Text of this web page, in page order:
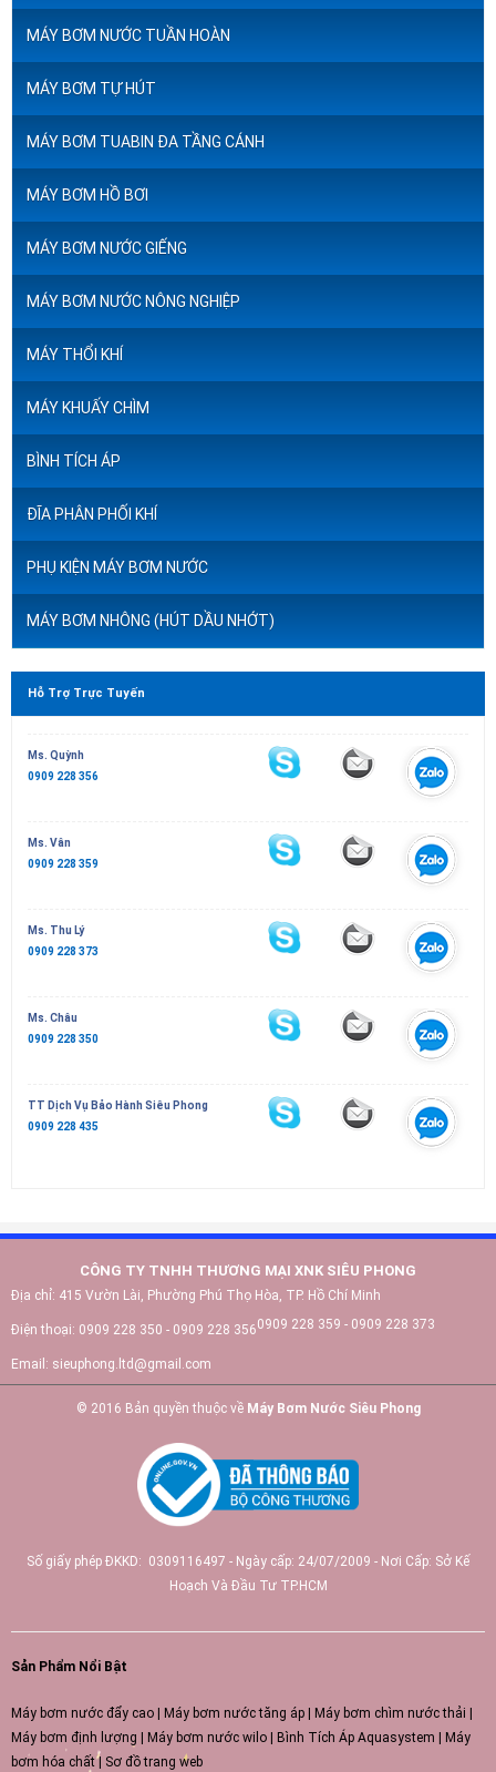
MÁY BƠM NƯỚC TUẦN HOÀN
MÁY BƠM TỰ HÚT
MÁY BƠM TUABIN ĐA TẦNG CÁNH
MÁY BƠM HỒ BƠI
MÁY BƠM NƯỚC GIẾNG
MÁY BƠM NƯỚC NÔNG NGHIỆP
MÁY THỔI KHÍ
MÁY KHUẤY CHÌM
BÌNH TÍCH ÁP
ĐĨA PHÂN PHỐI KHÍ
PHỤ KIỆN MÁY BƠM NƯỚC
MÁY BƠM NHÔNG (HÚT DẦU NHỚT)
Hỗ Trợ Trực Tuyến
Ms. Quỳnh
0909 228 356
Ms. Vân
0909 228 359
Ms. Thu Lý
0909 228 373
Ms. Châu
0909 228 350
TT Dịch Vụ Bảo Hành Siêu Phong
0909 228 435
CÔNG TY TNHH THƯƠNG MẠI XNK SIÊU PHONG
Địa chỉ: 415 Vườn Lài, Phường Phú Thọ Hòa, TP. Hồ Chí Minh
Điện thoại: 0909 228 350 - 0909 228 3560909 228 359 - 0909 228 373
Email: sieuphong.ltd@gmail.com
© 2016 Bản quyền thuộc về Máy Bơm Nước Siêu Phong
Số giấy phép ĐKKD: 0309116497 - Ngày cấp: 24/07/2009 - Nơi Cấp: Sở Kế
Hoạch Và Đầu Tư TP.HCM
Sản Phẩm Nổi Bật
Máy bơm nước đẩy cao | Máy bơm nước tăng áp | Máy bơm chìm nước thải |
Máy bơm định lượng | Máy bơm nước wilo | Bình Tích Áp Aquasystem | Máy
bơm hóa chất| Sơ đồ trang web